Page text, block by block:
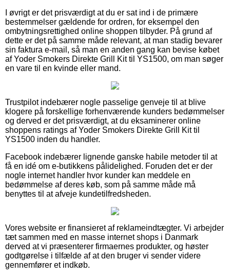
I øvrigt er det prisværdigt at du er sat ind i de primære
bestemmelser gældende for ordren, for eksempel den
ombytningsrettighed online shoppen tilbyder. På grund af
dette er det på samme måde relevant, at man stadig bevarer
sin faktura e-mail, så man en anden gang kan bevise købet
af Yoder Smokers Direkte Grill Kit til YS1500, om man søger
en vare til en kvinde eller mand.
Trustpilot indebærer nogle passelige genveje til at blive
klogere på forskellige forhenværende kunders bedømmelser
og derved er det prisværdigt, at du eksaminerer online
shoppens ratings af Yoder Smokers Direkte Grill Kit til
YS1500 inden du handler.
Facebook indebærer lignende ganske habile metoder til at
få en idé om e-butikkens pålidelighed. Foruden det er der
nogle internet handler hvor kunder kan meddele en
bedømmelse af deres køb, som på samme måde må
benyttes til at afveje kundetilfredsheden.
Vores website er finansieret af reklameindtægter. Vi arbejder
tæt sammen med en masse internet shops i Danmark
derved at vi præsenterer firmaernes produkter, og høster
godtgørelse i tilfælde af at den bruger vi sender videre
gennemfører et indkøb.